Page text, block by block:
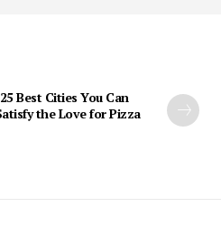
Best Cities You Can
the Love for Pizza